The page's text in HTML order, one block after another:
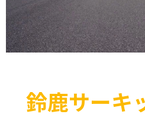
鈴鹿サーキ